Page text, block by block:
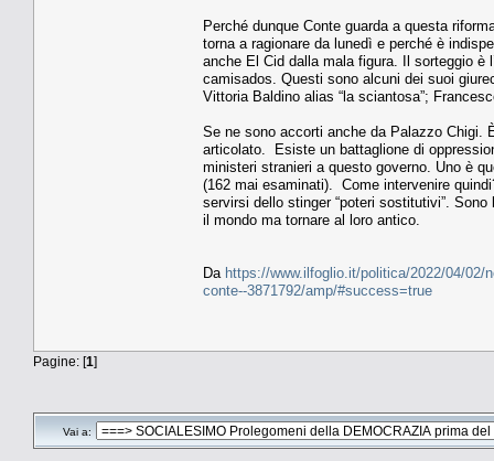
Perché dunque Conte guarda a questa
torna a ragionare da lunedì e perché è
anche El Cid dalla mala figura. Il sorteggio è
camisados. Questi sono alcuni dei suoi
Vittoria Baldino alias “la sciantosa”;
Se ne sono accorti anche da Palazzo Chigi.
articolato. Esiste un battaglione di
ministeri stranieri a questo governo. Uno è
(162 mai esaminati). Come intervenire
servirsi dello stinger “poteri sostitutivi”.
il mondo ma tornare al loro antico.
Da https://www.ilfoglio.it/politica/2022/04/02/
conte--3871792/amp/#success=true
Pagine: [1]
Vai a: